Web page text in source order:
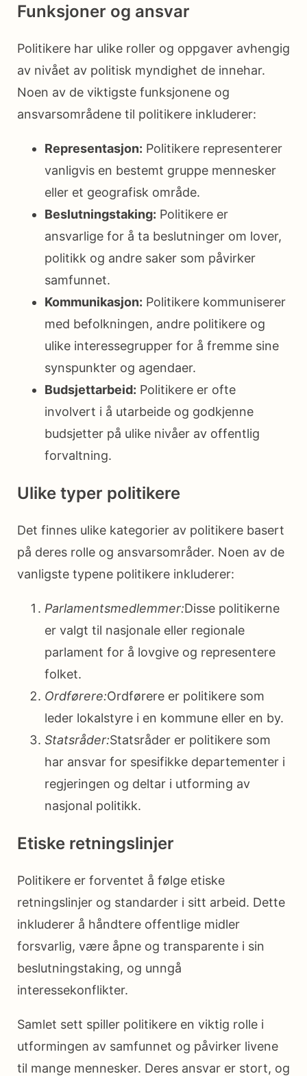
Funksjoner og ansvar
Politikere har ulike roller og oppgaver avhengig
av nivået av politisk myndighet de innehar.
Noen av de viktigste funksjonene og
ansvarsområdene til politikere inkluderer:
Representasjon: Politikere representerer
vanligvis en bestemt gruppe mennesker
eller et geografisk område.
Beslutningstaking: Politikere er
ansvarlige for å ta beslutninger om lover,
politikk og andre saker som påvirker
samfunnet.
Kommunikasjon: Politikere kommuniserer
med befolkningen, andre politikere og
ulike interessegrupper for å fremme sine
synspunkter og agendaer.
Budsjettarbeid: Politikere er ofte
involvert i å utarbeide og godkjenne
budsjetter på ulike nivåer av offentlig
forvaltning.
Ulike typer politikere
Det finnes ulike kategorier av politikere basert
på deres rolle og ansvarsområder. Noen av de
vanligste typene politikere inkluderer:
Parlamentsmedlemmer:Disse politikerne
er valgt til nasjonale eller regionale
parlament for å lovgive og representere
folket.
Ordførere:Ordførere er politikere som
leder lokalstyre i en kommune eller en by.
Statsråder:Statsråder er politikere som
har ansvar for spesifikke departementer i
regjeringen og deltar i utforming av
nasjonal politikk.
Etiske retningslinjer
Politikere er forventet å følge etiske
retningslinjer og standarder i sitt arbeid. Dette
inkluderer å håndtere offentlige midler
forsvarlig, være åpne og transparente i sin
beslutningstaking, og unngå
interessekonflikter.
Samlet sett spiller politikere en viktig rolle i
utformingen av samfunnet og påvirker livene
til mange mennesker. Deres ansvar er stort, og